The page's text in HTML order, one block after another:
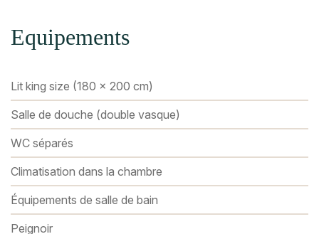
Equipements
Lit king size (180 x 200 cm)
Salle de douche (double vasque)
WC séparés
Climatisation dans la chambre
Équipements de salle de bain
Peignoir